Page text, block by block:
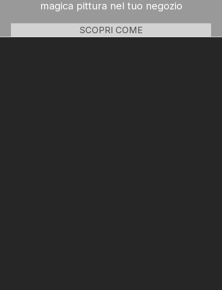
magica pittura nel tuo negozio
SCOPRI COME